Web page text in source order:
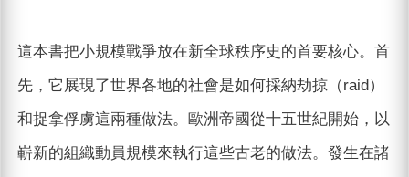
這本書把小規模戰爭放在新全球秩序史的首要核心。首
先，它展現了世界各地的社會是如何採納劫掠（raid）
和捉拿俘虜這兩種做法。歐洲帝國從十五世紀開始，以
嶄新的組織動員規模來執行這些古老的做法。發生在諸